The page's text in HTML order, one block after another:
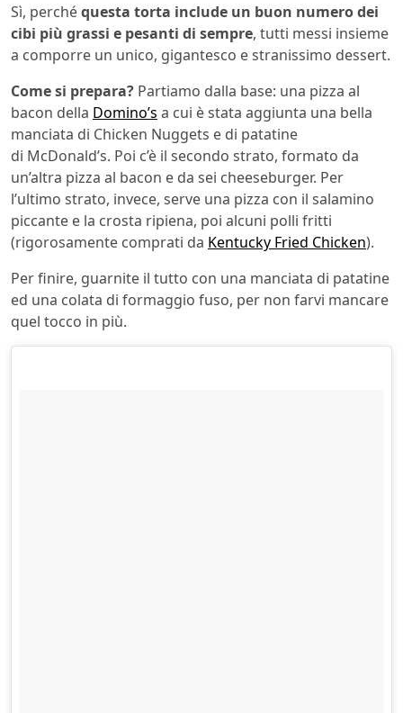
Sì, perchéquesta torta include un buon numero dei
cibi più grassi e pesanti di sempre, tutti messi insieme
a comporre un unico, gigantesco e stranissimo dessert.
Come si prepara? Partiamo dalla base: una pizza al
bacon della Domino’s a cui è stata aggiunta una bella
manciata di Chicken Nuggets e di patatine
di McDonald’s. Poi c’è il secondo strato, formato da
un’altra pizza al bacon e da sei cheeseburger. Per
l’ultimo strato, invece, serve una pizza con il salamino
piccante e la crosta ripiena, poi alcuni polli fritti
(rigorosamente comprati da Kentucky Fried Chicken).
Per finire, guarnite il tutto con una manciata di patatine
ed una colata di formaggio fuso, per non farvi mancare
quel tocco in più.